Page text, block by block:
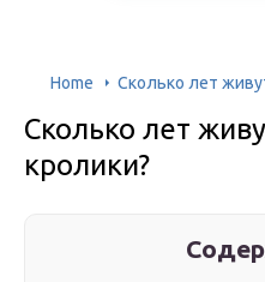
Home Сколько лет
Сколько лет
кролики?